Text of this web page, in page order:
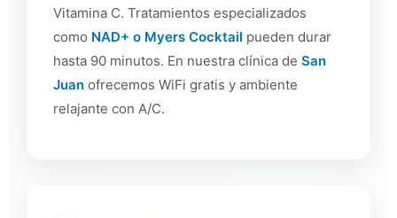
Vitamina C. Tratamientos especializados
como NAD+ o Myers Cocktail pueden durar
hasta 90 minutos. En nuestra clínica de San
Juan ofrecemos WiFi gratis y ambiente
relajante con A/C.